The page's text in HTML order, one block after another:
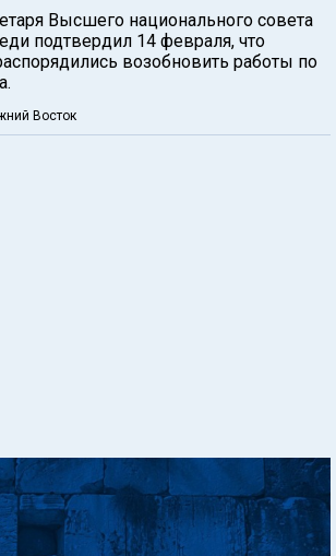
Высшего национального совета
подтвердил 14 февраля, что
возобновить работы по
Восток